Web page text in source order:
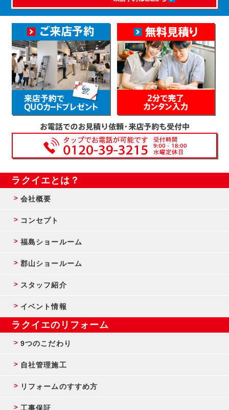
ラクイエとは？
会社概要
コンセプト
福島ショールーム
郡山ショールーム
スタッフ紹介
イベント情報
ラクイエのリフォーム
9つのこだわり
自社管理施工
リフォームのすすめ方
工事保証